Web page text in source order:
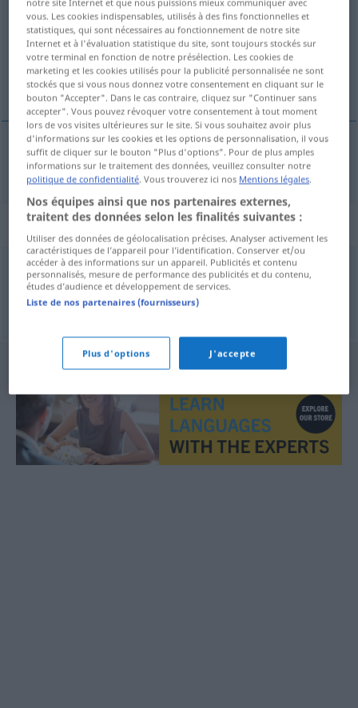
Vue d'ensemble de toutes les traductions
(Pour plus d'informations, cliquez sur/touchez la traduction)
standard work
standard(work) Standardwerk LIT
Synonymes de "Standardwerk"
Referenz
vous. Les cookies indispensables, utilisés à des fins fonctionnelles et
statistiques, qui sont nécessaires au fonctionnement de notre site
Internet et à l'évaluation statistique du site, sont toujours stockés sur
votre terminal en fonction de notre présélection. Les cookies de
marketing et les cookies utilisés pour la publicité personnalisée ne sont
stockés que si vous nous donnez votre consentement en cliquant sur le
bouton "Accepter". Dans le cas contraire, cliquez sur "Continuer sans
accepter". Vous pouvez révoquer votre consentement à tout moment
lors de vos visites ultérieures sur le site. Si vous souhaitez avoir plus
d'informations sur les cookies et les options de personnalisation, il vous
suffit de cliquer sur le bouton "Plus d'options". Pour de plus amples
informations sur le traitement des données, veuillez consulter notre
politique de confidentialité . Vous trouverez ici nos Mentions légales
Nos équipes ainsi que nos partenaires externes,
traitent des données selon les finalités suivantes :
Utiliser des données de géolocalisation précises. Analyser activement les
caractéristiques de l’appareil pour l’identification. Conserver et/ou
accéder à des informations sur un appareil. Publicités et contenu
personnalisés, mesure de performance des publicités et du contenu,
études d’audience et développement de services.
Liste de nos partenaires (fournisseurs)
Plus d'options J'accepte